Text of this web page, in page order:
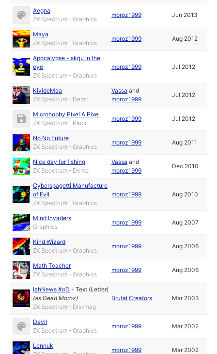
Aegna
ZX Spectrum - Graphics
moroz1999 Jun 2013
Maya
ZX Spectrum - Graphics
moroz1999 Aug 2012
Apocalypse - skrju in the
eye
ZX Spectrum - Graphics
moroz1999 Jul 2012
KivideMaa
ZX Spectrum - Demo
Vassa and
moroz1999
Jul 2012
Microhobby Pixel A Pixel
ZX Spectrum - Pack
moroz1999 Jul 2012
No No Future
ZX Spectrum - Graphics
moroz1999 Aug 2011
Nice day for fishing
ZX Spectrum - Demo
Vassa and
moroz1999
Dec 2010
Cyberspagetti Manufacture
of Evil
ZX Spectrum - Graphics
moroz1999 Aug 2010
Mind Invaders
Graphics
moroz1999 Aug 2007
Kind Wizard
ZX Spectrum - Graphics
moroz1999 Aug 2006
Math Teacher
ZX Spectrum - Graphics
moroz1999 Aug 2006
IzhNews #oD -Text (Letter)
(asDead Moroz)
ZX Spectrum - Diskmag
Brutal Creators Mar 2003
Devil
ZX Spectrum - Graphics
moroz1999 Mar 2002
Lennuk
moroz1999 Mar 2002